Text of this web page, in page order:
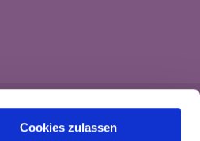
Cookies zulassen